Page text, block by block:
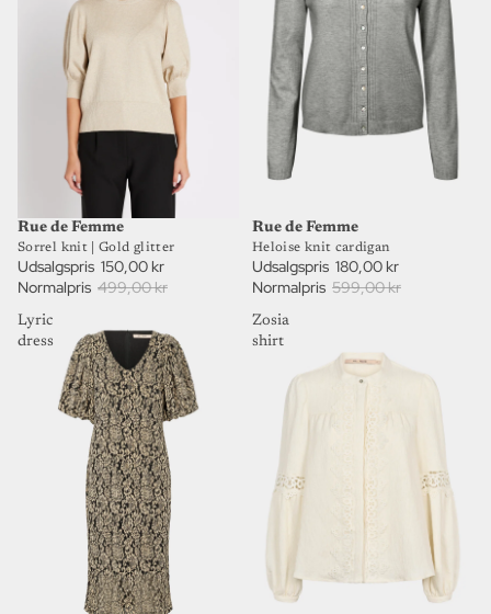
UDSALG
70%
Rue de Femme
Sorrel knit | Gold glitter
Udsalgspris 150,00 kr
Normalpris 499,00 kr
UDSALG
70%
Rue de Femme
Heloise knit cardigan
Udsalgspris 180,00 kr
Normalpris 599,00 kr
Lyric
dress
Zosia
shirt